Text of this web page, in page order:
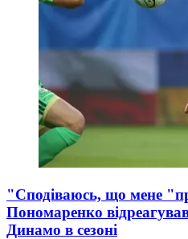
"Сподіваюсь, що мене
Пономаренко
Динамо в сезоні